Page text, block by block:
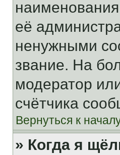
её
ненужными
звание. На
модератор
счётчика
Вернуться к
» Когда я